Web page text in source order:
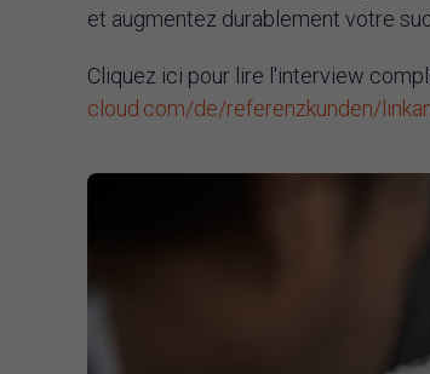
et augmentez durablement votre
Cliquez ici pour lire l'interview
cloud.com/de/referenzkunden/